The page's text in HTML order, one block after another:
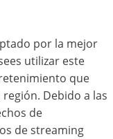
por la mejor
utilizar este
que
Debido a las
de
de streaming